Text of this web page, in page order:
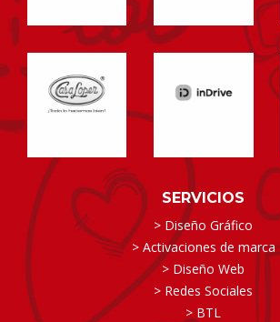
SERVICIOS
> Diseño Gráfico
> Activaciones de marca
> Diseño Web
> Redes Sociales
> BTL